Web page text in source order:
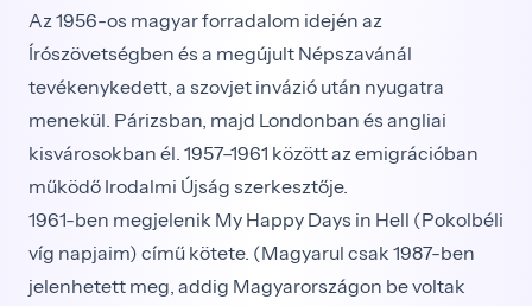
Az 1956-os magyar forradalom idején az
Írószövetségben és a megújult Népszavánál
tevékenykedett, a szovjet invázió után nyugatra
menekül. Párizsban, majd Londonban és angliai
kisvárosokban él. 1957–1961 között az emigrációban
működő Irodalmi Újság szerkesztője.
1961-ben megjelenik My Happy Days in Hell (Pokolbéli
víg napjaim) című kötete. (Magyarul csak 1987-ben
jelenhetett meg, addig Magyarországon be voltak